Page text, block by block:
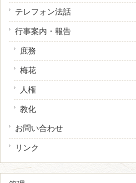
テレフォン法話
行事案内・報告
庶務
梅花
人権
教化
お問い合わせ
リンク